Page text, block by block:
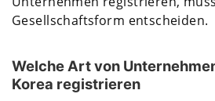
Gesellschaftsform entscheiden.
Welche Art von
Korea registrieren